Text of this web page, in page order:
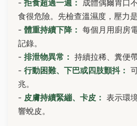
- 拒食超過一週： 成體偶爾胃口
食很危險。先檢查溫濕度，壓力是
- 體重持續下降： 每個月用廚房
記錄。
- 排泄物異常： 持續拉稀、糞便帶
- 行動困難、下巴或四肢顫抖：
兆。
- 皮膚持續緊繃、卡皮： 表示環
響蛻皮。